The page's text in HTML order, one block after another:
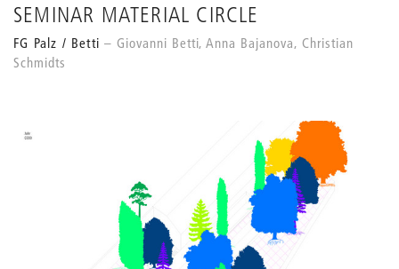
SEMINAR MATERIAL CIRCLE
FG Palz / Betti
Giovanni Betti, Anna Bajanova, Christian
Schmidts